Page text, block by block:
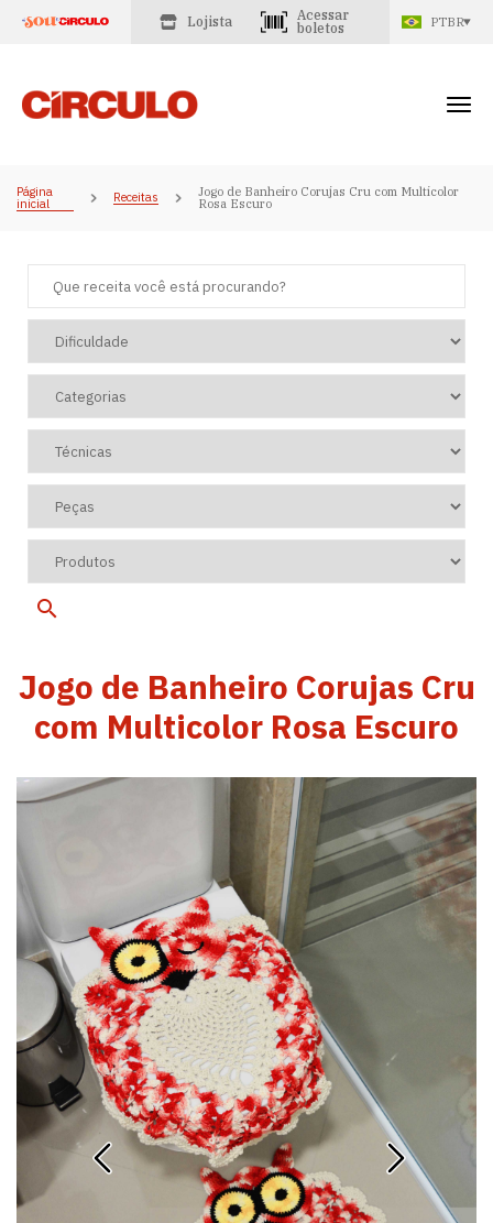
Lojista
Acessar
boletos
PTBR
Página
inicial Receitas Jogo de Banheiro Corujas Cru com Multicolor
Rosa Escuro
Jogo de Banheiro Corujas Cru
com Multicolor Rosa Escuro